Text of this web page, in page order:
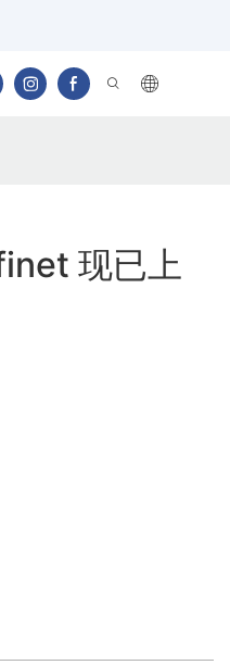
现已上